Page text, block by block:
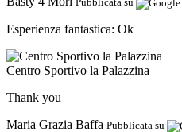
Esperienza fantastica: Ok
Centro Sportivo la Palazzina
Thank you
Maria Grazia Baffa Pubblicata su